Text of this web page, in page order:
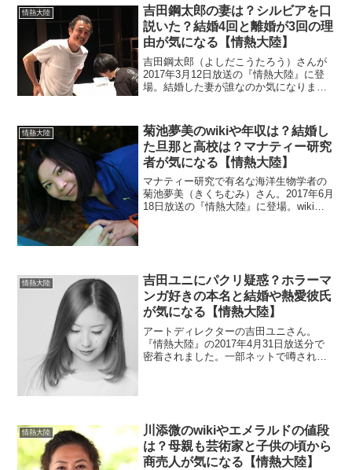
の名前が知られる様になったのは大学の
頃だとか。
情熱大陸
吉田鋼太郎の妻は？シルビアを口
説いた？結婚4回と離婚が3回の理
由が気になる【情熱大陸】
吉田鋼太郎（よしだこうたろう）さんが
2017年3月12日放送の『情熱大陸』に登
場。結婚した妻が誰なのか気になります
の噂です。早速チェック。
情熱大陸
菊池夢美のwikiや年収は？結婚し
た旦那と高校は？マナティー研究
者が気になる【情熱大陸】
マナティー研究で有名な海洋生物学者の
菊池夢美（きくちむみ）さん。2017年6月
18日放送の『情熱大陸』に登場。wikiは
情熱大陸
吉田ユニにパクリ疑惑？ホラーマ
ンガ好きの本名と結婚や熱愛彼氏
が気になる【情熱大陸】
アートディレクターの吉田ユニさん。
『情熱大陸』の2017年4月31日放送分で
密着されました。一部ネットで噂される
情熱大陸
川添微のwikiやエメラルドの値段
は？母親も芸術家と子供の頃から
商売人が気になる【情熱大陸】